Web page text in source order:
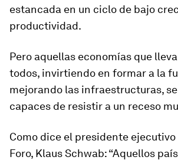
estancada en un ciclo de bajo
productividad.
Pero aquellas economías que
todos, invirtiendo en formar a la
mejorando las infraestructuras,
capaces de resistir a un receso
Como dice el presidente
Foro, Klaus Schwab: “Aquellos